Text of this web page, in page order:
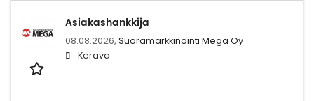
Asiakashankkija
08.08.2026, Suoramarkkinointi Mega Oy
Kerava